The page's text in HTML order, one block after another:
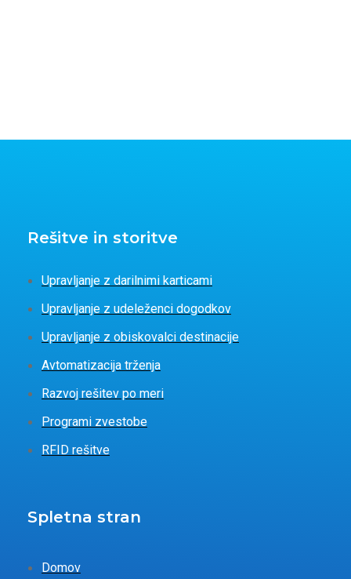
Rešitve in storitve
Upravljanje z darilnimi karticami
Upravljanje z udeleženci dogodkov
Upravljanje z obiskovalci destinacije
Avtomatizacija trženja
Razvoj rešitev po meri
Programi zvestobe
RFID rešitve
Spletna stran
Domov